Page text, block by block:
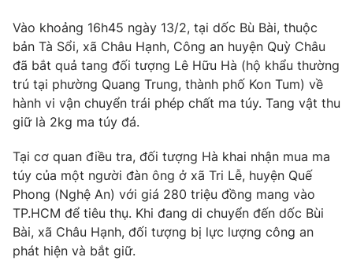
Câu chuyện quốc tế
Tài chính
Thị trường
Góc doanh nghiệp
Dữ liệu và đời sống
Truyền hình
Phim VTV
Hậu trường
Nhân vật
Khán giả
Giải sao mai
Điện ảnh
Âm nhạc
Sao
Đời sống
Du lịch
Làm đẹp
Giáo dục
Tuyển sinh
Vào khoảng 16h45 ngày 13/2, tại dốc Bù Bài, thuộc
bản Tà Sổi, xã Châu Hạnh, Công an huyện Quỳ Châu
đã bắt quả tang đối tượng Lê Hữu Hà (hộ khẩu thường
trú tại phường Quang Trung, thành phố Kon Tum) về
hành vi vận chuyển trái phép chất ma túy. Tang vật thu
giữ là 2kg ma túy đá.
Tại cơ quan điều tra, đối tượng Hà khai nhận mua ma
túy của một người đàn ông ở xã Tri Lễ, huyện Quế
Phong (Nghệ An) với giá 280 triệu đồng mang vào
TP.HCM để tiêu thụ. Khi đang di chuyển đến dốc Bùi
Bài, xã Châu Hạnh, đối tượng bị lực lượng công an
phát hiện và bắt giữ.